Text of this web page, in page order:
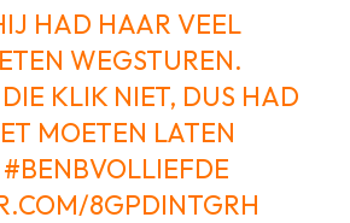
HAD HAAR VEEL
WEGSTUREN.
KLIK NIET, DUS HAD
MOETEN LATEN
#BENBVOLLIEFDE
8GPDINTGRH